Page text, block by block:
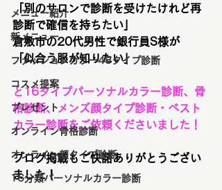
メニュー紹介
新メニュー
ファッションカラー48タイプ診断
コスメ提案
プレゼント
オンライン骨格診断
オンライン顔タイプ診断
16分類パーソナルカラー診断
「別のサロンで診断を受けたけれど再
診断で確信を持ちたい」
倉敷市の20代男性で銀行員S様が
「似合う服が知りたい」
と16タイプパーソナルカラー診断、骨
格診断、メンズ顔タイプ診断・ベスト
カラー診断をご依頼くださいました！
ブログ掲載もご快諾ありがとうござい
ました！